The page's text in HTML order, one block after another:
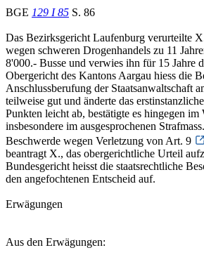
BGE 129 I 85 S. 86
Das Bezirksgericht Laufenburg verurteilte
wegen schweren Drogenhandels zu 11
8'000.- Busse und verwies ihn für 15 Jahre
Obergericht des Kantons Aargau hiess die
Anschlussberufung der Staatsanwaltschaft
teilweise gut und änderte das
Punkten leicht ab, bestätigte es hingegen im
insbesondere im ausgesprochenen
Beschwerde wegen Verletzung von Art. 9
beantragt X., das obergerichtliche Urteil
Bundesgericht heisst die staatsrechtliche
den angefochtenen Entscheid auf.
Erwägungen
Aus den Erwägungen: